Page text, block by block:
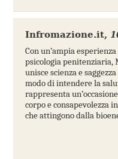
Infromazione.it,
Con un’ampia
psicologia penitenziaria,
unisce scienza e
modo di intendere la
rappresenta
corpo e consapevolezza
che attingono dalla